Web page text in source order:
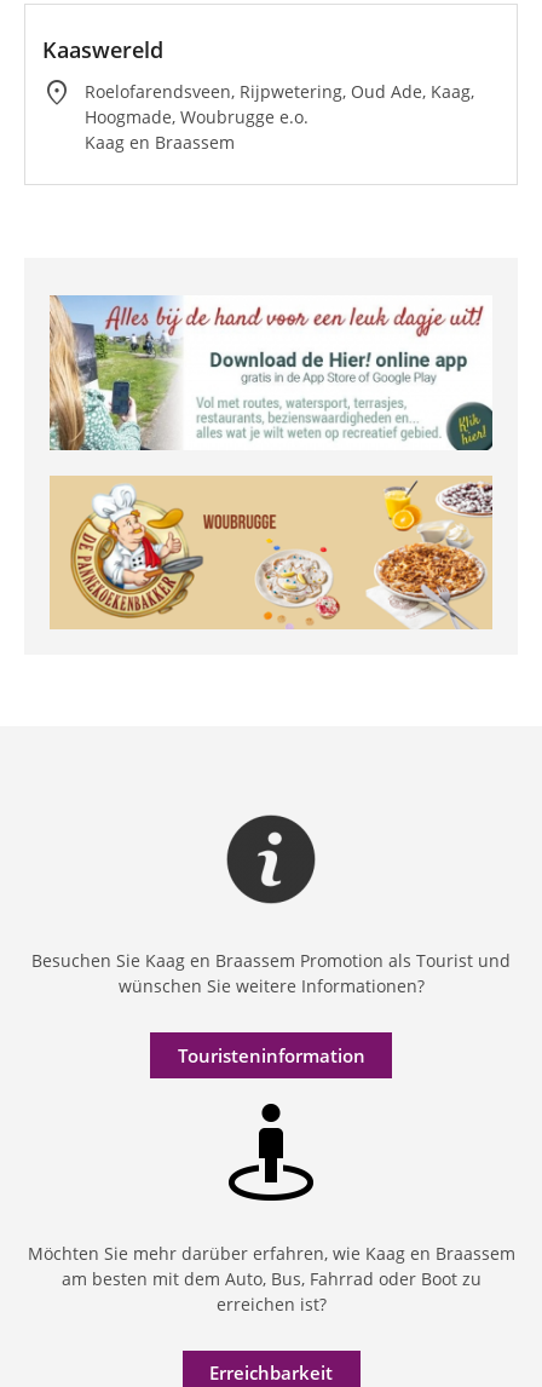
Kaaswereld
location_on
Roelofarendsveen, Rijpwetering, Oud Ade, Kaag,
Hoogmade, Woubrugge e.o.
Kaag en Braassem
Besuchen Sie Kaag en Braassem Promotion als Tourist und
wünschen Sie weitere Informationen?
Touristeninformation
Möchten Sie mehr darüber erfahren, wie Kaag en Braassem
am besten mit dem Auto, Bus, Fahrrad oder Boot zu
erreichen ist?
Erreichbarkeit